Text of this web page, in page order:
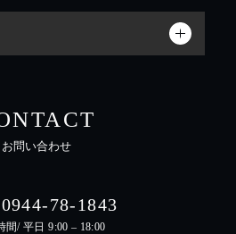
お問い合わせ
78-1843
間/ 平日 9:00 – 18:00